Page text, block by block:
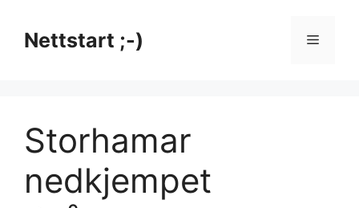
innholdNettstart ;-) Meny
Storhamar
nedkjempet